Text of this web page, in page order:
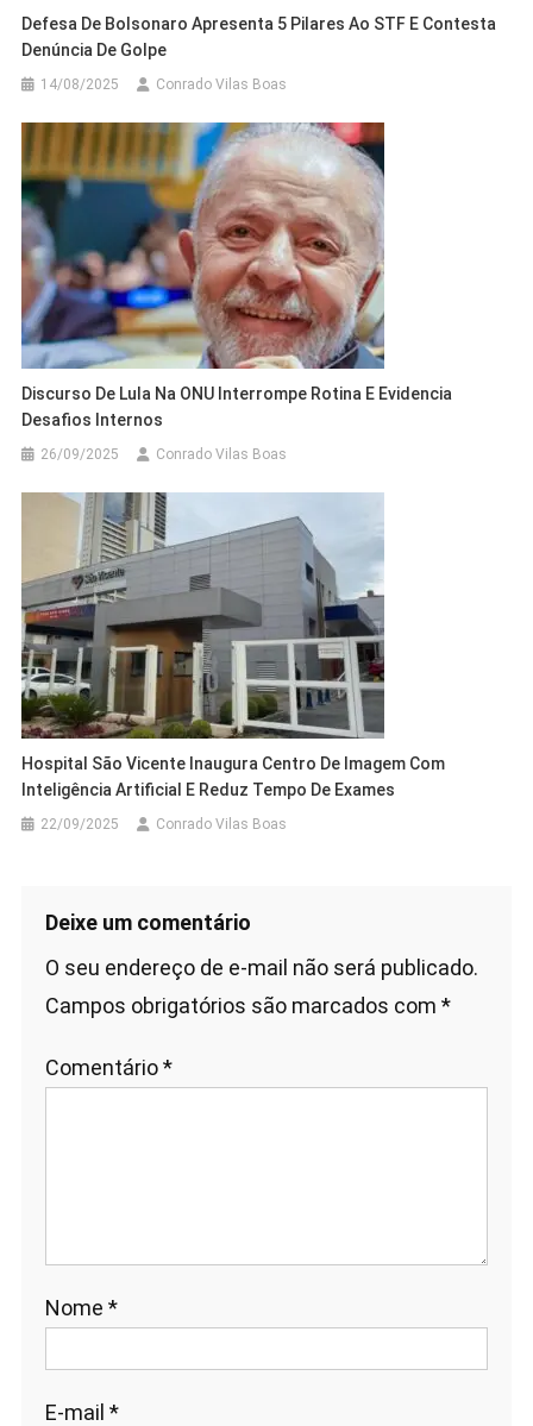
Defesa De Bolsonaro Apresenta 5 Pilares Ao STF E Contesta
Denúncia De Golpe
14/08/2025 Conrado Vilas Boas
Discurso De Lula Na ONU Interrompe Rotina E Evidencia
Desafios Internos
26/09/2025 Conrado Vilas Boas
Hospital São Vicente Inaugura Centro De Imagem Com
Inteligência Artificial E Reduz Tempo De Exames
22/09/2025 Conrado Vilas Boas
Deixe um comentário
O seu endereço de e-mail não será publicado.
Campos obrigatórios são marcados com *
Comentário*
Nome *
E-mail *